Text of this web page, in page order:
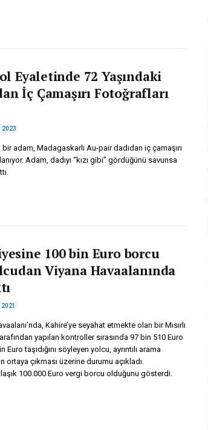
Eyaletinde 72 Yaşındaki
İç Çamaşırı Fotoğrafları
2023
adam, Madagaskarlı Au-pair dadıdan iç çamaşırı
Adam, dadıyı “kızı gibi” gördüğünü savunsa
100 bin Euro borcu
Viyana Havaalanında
Kahire’ye seyahat etmekte olan bir Mısırlı
yapılan kontroller sırasında 97 bin 510 Euro
taşıdığını söyleyen yolcu, ayrıntılı arama
ortaya çıkması üzerine durumu açıkladı.
100.000 Euro vergi borcu olduğunu gösterdi.